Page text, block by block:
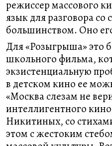
режиссер массового
язык для разговора со
большинством. Оно
Для «Розыгрыша» это
школьного фильма,
экзистенциальную
в детском кино ее
«Москва слезам не
интеллигентного
Никитиных, со
этом с жестоким